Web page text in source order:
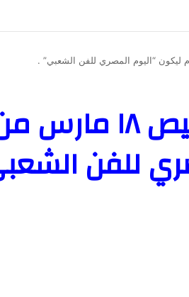
وزير الثقافة يعلن:
للفن